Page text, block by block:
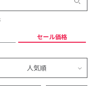
セール価格
人気順